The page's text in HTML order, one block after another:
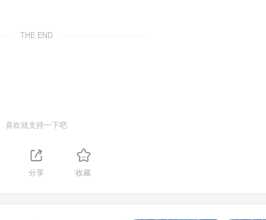
THE END
喜欢就支持一下吧
分享 收藏